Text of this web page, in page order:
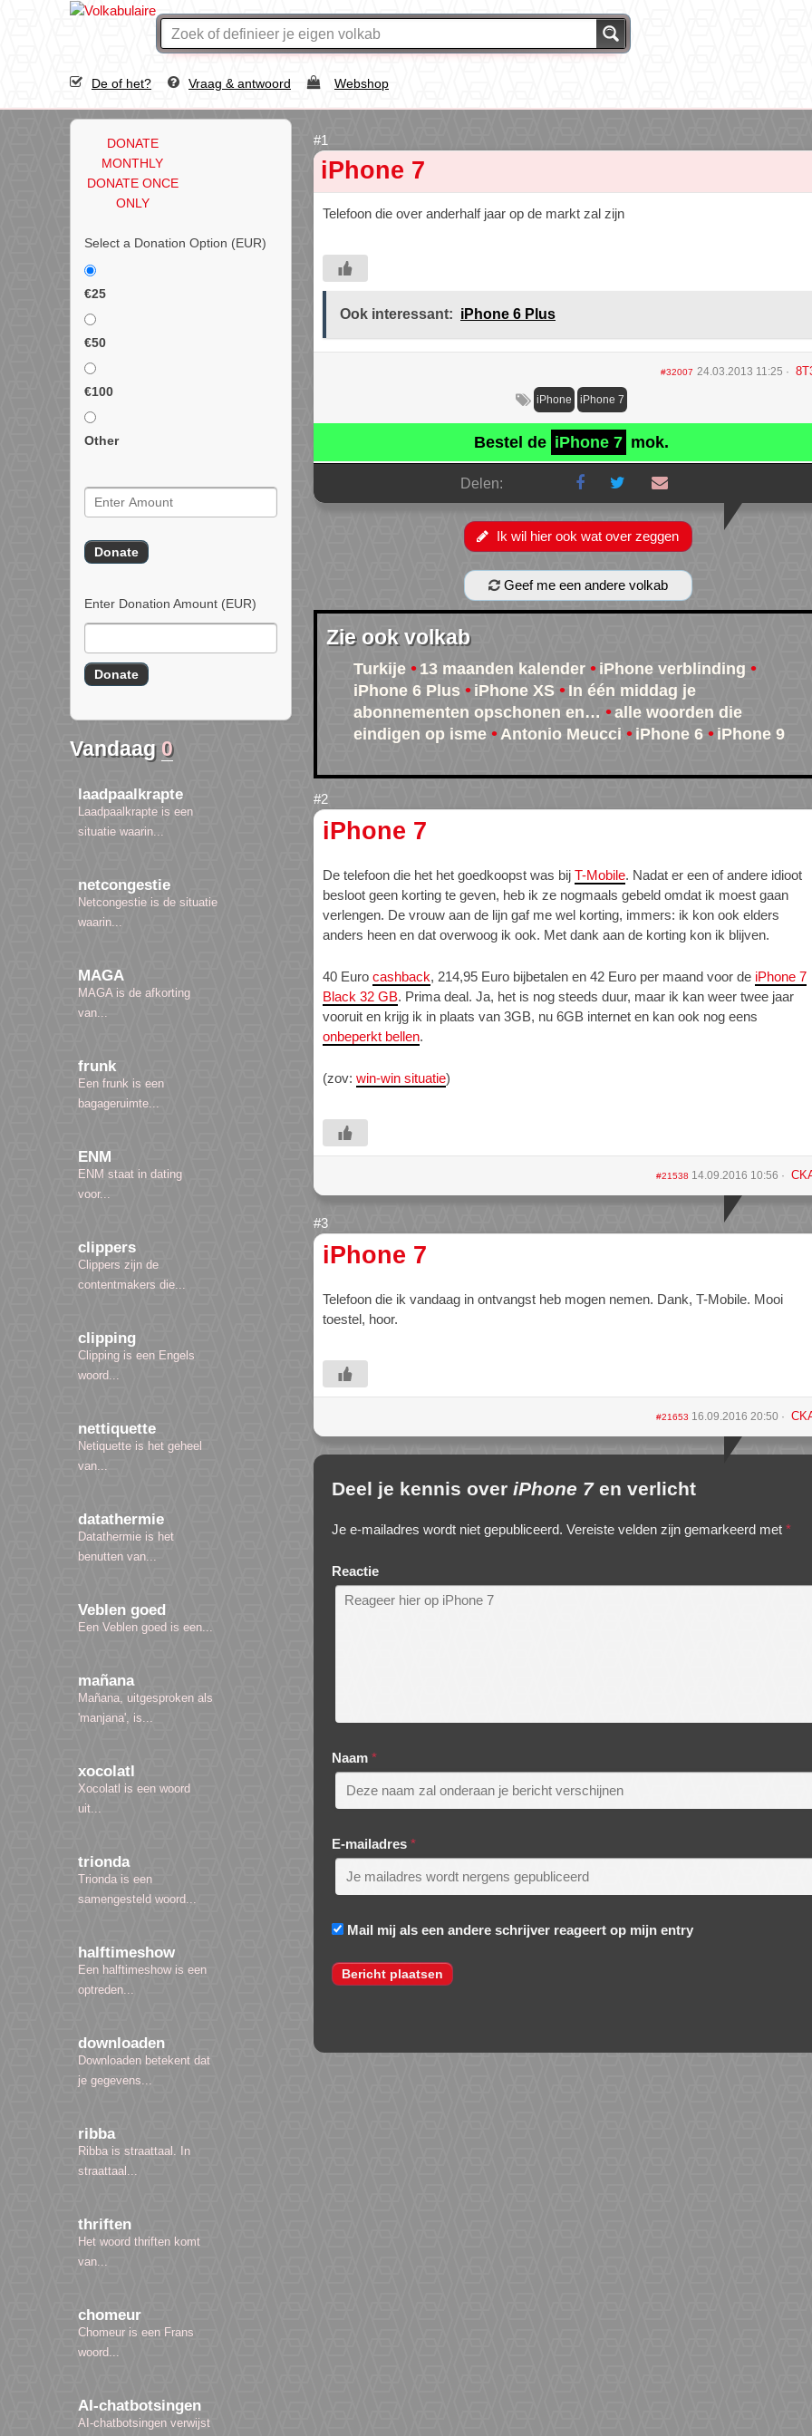
De of het? Vraag & antwoord Webshop
DONATE
MONTHLY
DONATE ONCE
ONLY
Select a Donation Option (EUR)
€25
€50
€100
Other
Enter Donation Amount (EUR)
Vandaag 0
laadpaalkrapte
Laadpaalkrapte is een
situatie waarin...
netcongestie
Netcongestie is de situatie
waarin...
MAGA
MAGA is de afkorting
van...
frunk
Een frunk is een
bagageruimte...
ENM
ENM staat in dating
voor...
clippers
Clippers zijn de
contentmakers die...
clipping
Clipping is een Engels
woord...
nettiquette
Netiquette is het geheel
van...
datathermie
Datathermie is het
benutten van...
Veblen goed
Een Veblen goed is een...
mañana
Mañana, uitgesproken als
'manjana', is...
xocolatl
Xocolatl is een woord
uit...
trionda
Trionda is een
samengesteld woord...
halftimeshow
Een halftimeshow is een
optreden...
downloaden
Downloaden betekent dat
je gegevens...
ribba
Ribba is straattaal. In
straattaal...
thriften
Het woord thriften komt
van...
chomeur
Chomeur is een Frans
woord...
AI-chatbotsingen
AI-chatbotsingen verwijst
iPhone 7
Telefoon die over anderhalf jaar op de markt zal zijn
Ook interessant: iPhone 6 Plus
#32007 24.03.2013 11:25
iPhone iPhone 7
Bestel de iPhone 7 mok.
Delen:
Ik wil hier ook wat over zeggen
Geef me een andere volkab
Zie ook volkab
Turkije 13 maanden kalender
iPhone verblinding
iPhone 6 Plus
iPhone XS
In één middag je
abonnementen opschonen en…
alle woorden die
eindigen op isme
Antonio Meucci iPhone 6 iPhone 9
iPhone 7
De telefoon die het het goedkoopst was bij T-Mobile. Nadat er een of andere idioot
besloot geen korting te geven, heb ik ze nogmaals gebeld omdat ik moest gaan
verlengen. De vrouw aan de lijn gaf me wel korting, immers: ik kon ook elders
anders heen en dat overwoog ik ook. Met dank aan de korting kon ik blijven.
40 Euro cashback, 214,95 Euro bijbetalen en 42 Euro per maand voor de iPhone 7
Black 32 GB. Prima deal. Ja, het is nog steeds duur, maar ik kan weer twee jaar
vooruit en krijg ik in plaats van 3GB, nu 6GB internet en kan ook nog eens
onbeperkt bellen.
(zov: win-win situatie)
#21538 14.09.2016 10:56
iPhone 7
Telefoon die ik vandaag in ontvangst heb mogen nemen. Dank, T-Mobile. Mooi
toestel, hoor.
#21653 16.09.2016 20:50
Deel je kennis over iPhone 7en verlicht
Je e-mailadres wordt niet gepubliceerd. Vereiste velden zijn gemarkeerd met *
Reactie
Naam *
E-mailadres *
Mail mij als een andere schrijver reageert op mijn entry